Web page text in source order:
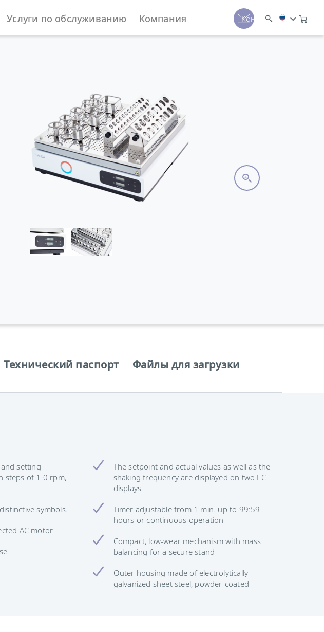
Услуги по обслуживанию Компания Контакты
Технический паспорт
Файлы для загрузки
setting
steps of 1.0 rpm,
symbols.
AC motor
The setpoint and actual values ​​as well as the
shaking frequency are displayed on two LC
displays
Timer adjustable from 1 min. up to 99:59
hours or continuous operation
Compact, low-wear mechanism with mass
balancing for a secure stand
Outer housing made of electrolytically
galvanized sheet steel, powder-coated